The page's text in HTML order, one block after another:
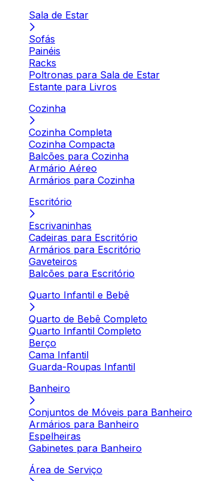
Sala de Estar
Sofás
Painéis
Racks
Poltronas para Sala de Estar
Estante para Livros
Cozinha
Cozinha Completa
Cozinha Compacta
Balcões para Cozinha
Armário Aéreo
Armários para Cozinha
Escritório
Escrivaninhas
Cadeiras para Escritório
Armários para Escritório
Gaveteiros
Balcões para Escritório
Quarto Infantil e Bebê
Quarto de Bebê Completo
Quarto Infantil Completo
Berço
Cama Infantil
Guarda-Roupas Infantil
Banheiro
Conjuntos de Móveis para Banheiro
Armários para Banheiro
Espelheiras
Gabinetes para Banheiro
Área de Serviço